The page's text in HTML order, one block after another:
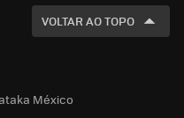
VOLTAR AO TOPO
México